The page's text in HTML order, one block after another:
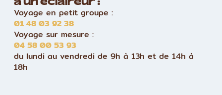
à un éclaireur :
Voyage en petit groupe :
01 48 03 92 38
Voyage sur mesure :
04 58 00 53 93
du lundi au vendredi de 9h à 13h et de 14h à
18h